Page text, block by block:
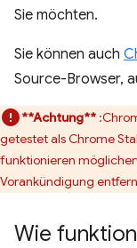
Sie möchten.
Sie können auch
Source-Browser,
**Achtung**
getestet als Chrome
funktionieren
Vorankündigung
Wie